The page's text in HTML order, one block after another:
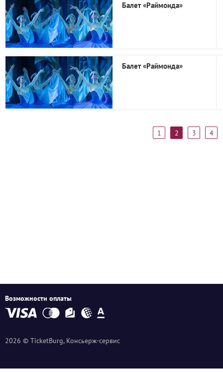
Балет «Раймонда»
Балет «Раймонда»
1 2 3 4
Возможности оплаты
2026 © TicketBurg, Консьерж-сервис